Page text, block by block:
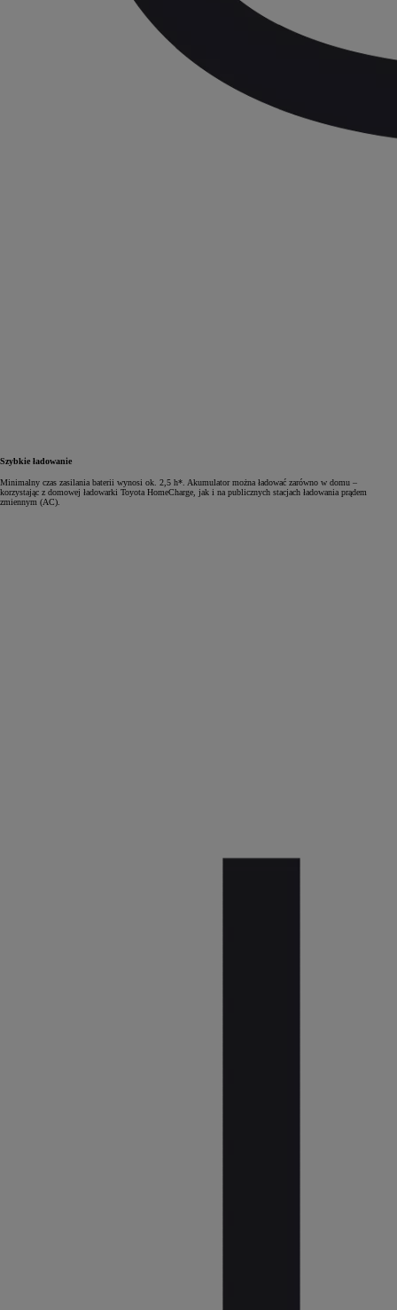
Szybkie ładowanie
Minimalny czas zasilania baterii wynosi ok. 2,5 h*. Akumulator można ładować zarówno w domu –
korzystając z domowej ładowarki Toyota HomeCharge, jak i na publicznych stacjach ładowania prądem
zmiennym (AC).